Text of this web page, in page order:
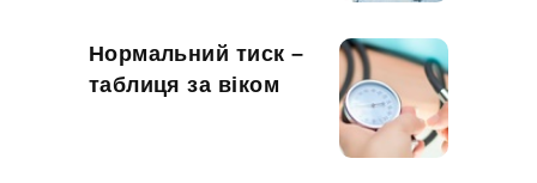
Нормальний тиск –
таблиця за віком